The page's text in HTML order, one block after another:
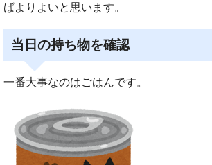
ばよりよいと思います。
当日の持ち物を確認
一番大事なのはごはんです。